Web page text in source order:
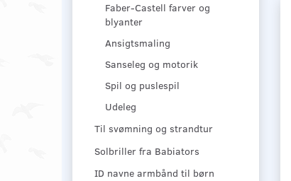
Faber-Castell farver og
blyanter
Ansigtsmaling
Sanseleg og motorik
Spil og puslespil
Udeleg
Til svømning og strandtur
Solbriller fra Babiators
ID navne armbånd til børn